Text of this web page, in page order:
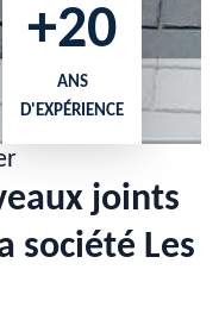
+20
ANS
D'EXPÉRIENCE
joints
société Les